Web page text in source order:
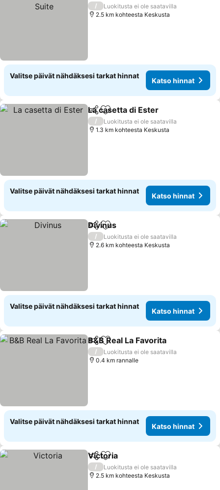
/
Luokitusta ei ole saatavilla
2.5 km kohteesta Keskusta
Valitse päivät nähdäksesi tarkat hinnat
Katso hinnat
Jaa Lisää suosikkeihin
La casetta di Ester
/
Luokitusta ei ole saatavilla
1.3 km kohteesta Keskusta
Valitse päivät nähdäksesi tarkat hinnat
Katso hinnat
Jaa Lisää suosikkeihin
Divinus
/
Luokitusta ei ole saatavilla
2.6 km kohteesta Keskusta
Valitse päivät nähdäksesi tarkat hinnat
Katso hinnat
Jaa Lisää suosikkeihin
B&B Real La Favorita
/
Luokitusta ei ole saatavilla
0.4 km rannalle
Valitse päivät nähdäksesi tarkat hinnat
Katso hinnat
Jaa Lisää suosikkeihin
Victoria
/
Luokitusta ei ole saatavilla
2.5 km kohteesta Keskusta